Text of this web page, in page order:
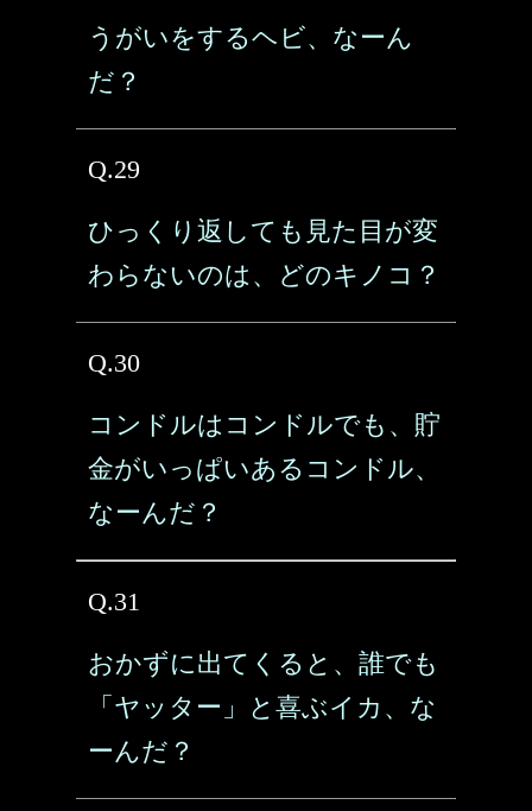
うがいをするヘビ、なーん
だ？
Q.29
ひっくり返しても見た目が変
わらないのは、どのキノコ？
Q.30
コンドルはコンドルでも、貯
金がいっぱいあるコンドル、
なーんだ？
Q.31
おかずに出てくると、誰でも
「ヤッター」と喜ぶイカ、な
ーんだ？